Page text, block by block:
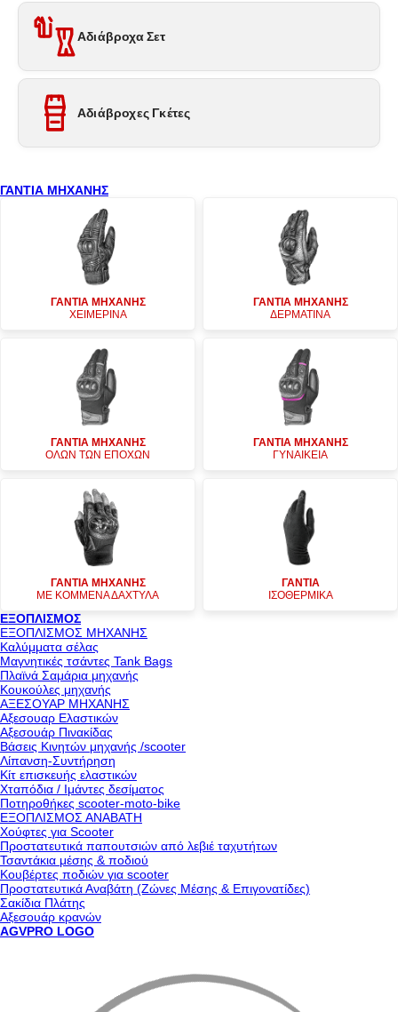
Αδιάβροχα Σετ
Αδιάβροχες Γκέτες
ΓΑΝΤΙΑ ΜΗΧΑΝΗΣ
ΓΑΝΤΙΑ ΜΗΧΑΝΗΣ
ΧΕΙΜΕΡΙΝΑ
ΓΑΝΤΙΑ ΜΗΧΑΝΗΣ
ΔΕΡΜΑΤΙΝΑ
ΓΑΝΤΙΑ ΜΗΧΑΝΗΣ
ΟΛΩΝ ΤΩΝ ΕΠΟΧΩΝ
ΓΑΝΤΙΑ ΜΗΧΑΝΗΣ
ΓΥΝΑΙΚΕΙΑ
ΓΑΝΤΙΑ ΜΗΧΑΝΗΣ
ΜΕ ΚΟΜΜΕΝΑ ΔΑΧΤΥΛΑ
ΓΑΝΤΙΑ
ΙΣΟΘΕΡΜΙΚΑ
ΕΞΟΠΛΙΣΜΟΣ
ΕΞΟΠΛΙΣΜΟΣ ΜΗΧΑΝΗΣ
Καλύμματα σέλας
Μαγνητικές τσάντες Tank Bags
Πλαϊνά Σαμάρια μηχανής
Κουκούλες μηχανής
ΑΞΕΣΟΥΑΡ ΜΗΧΑΝΗΣ
Αξεσουαρ Ελαστικών
Αξεσουάρ Πινακίδας
Βάσεις Κινητών μηχανής /scooter
Λίπανση-Συντήρηση
Κίτ επισκευής ελαστικών
Χταπόδια / Ιμάντες δεσίματος
Ποτηροθήκες scooter-moto-bike
ΕΞΟΠΛΙΣΜΟΣ ΑΝΑΒΑΤΗ
Χούφτες για Scooter
Προστατευτικά παπουτσιών από λεβιέ ταχυτήτων
Τσαντάκια μέσης & ποδιού
Κουβέρτες ποδιών για scooter
Προστατευτικά Αναβάτη (Ζώνες Μέσης & Επιγονατίδες)
Σακίδια Πλάτης
Αξεσουάρ κρανών
AGVPRO LOGO